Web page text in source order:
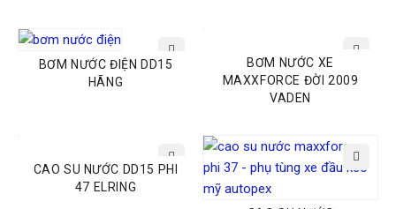
BƠM NƯỚC ĐIỆN DD15
HÃNG
BƠM NƯỚC XE
MAXXFORCE ĐỜI 2009
VADEN
CAO SU NƯỚC DD15 PHI
47 ELRING